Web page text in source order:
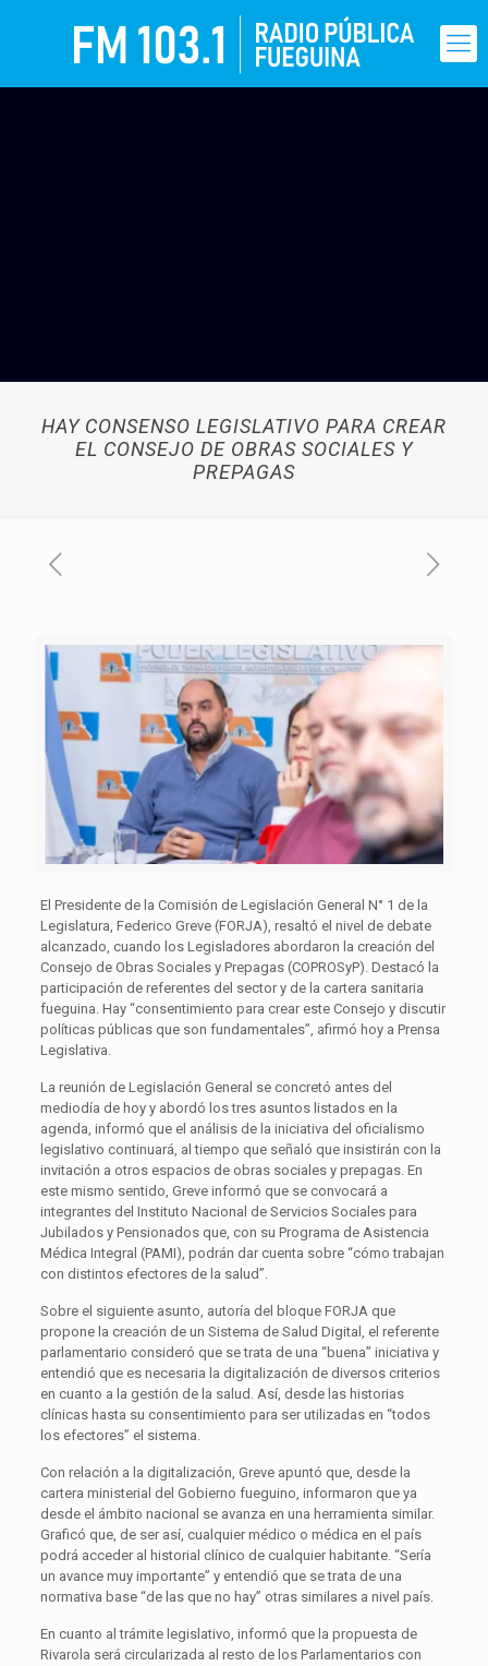
HAY CONSENSO LEGISLATIVO PARA CREAR
EL CONSEJO DE OBRAS SOCIALES Y
PREPAGAS
El Presidente de la Comisión de Legislación General N° 1 de la
Legislatura, Federico Greve (FORJA), resaltó el nivel de debate
alcanzado, cuando los Legisladores abordaron la creación del
Consejo de Obras Sociales y Prepagas (COPROSyP). Destacó la
participación de referentes del sector y de la cartera sanitaria
fueguina. Hay “consentimiento para crear este Consejo y discutir
políticas públicas que son fundamentales”, afirmó hoy a Prensa
Legislativa.
La reunión de Legislación General se concretó antes del
mediodía de hoy y abordó los tres asuntos listados en la
agenda, informó que el análisis de la iniciativa del oficialismo
legislativo continuará, al tiempo que señaló que insistirán con la
invitación a otros espacios de obras sociales y prepagas. En
este mismo sentido, Greve informó que se convocará a
integrantes del Instituto Nacional de Servicios Sociales para
Jubilados y Pensionados que, con su Programa de Asistencia
Médica Integral (PAMI), podrán dar cuenta sobre “cómo trabajan
con distintos efectores de la salud”.
Sobre el siguiente asunto, autoría del bloque FORJA que
propone la creación de un Sistema de Salud Digital, el referente
parlamentario consideró que se trata de una “buena” iniciativa y
entendió que es necesaria la digitalización de diversos criterios
en cuanto a la gestión de la salud. Así, desde las historias
clínicas hasta su consentimiento para ser utilizadas en “todos
los efectores” el sistema.
Con relación a la digitalización, Greve apuntó que, desde la
cartera ministerial del Gobierno fueguino, informaron que ya
desde el ámbito nacional se avanza en una herramienta similar.
Graficó que, de ser así, cualquier médico o médica en el país
podrá acceder al historial clínico de cualquier habitante. “Sería
un avance muy importante” y entendió que se trata de una
normativa base “de las que no hay” otras similares a nivel país.
En cuanto al trámite legislativo, informó que la propuesta de
Rivarola será circularizada al resto de los Parlamentarios con